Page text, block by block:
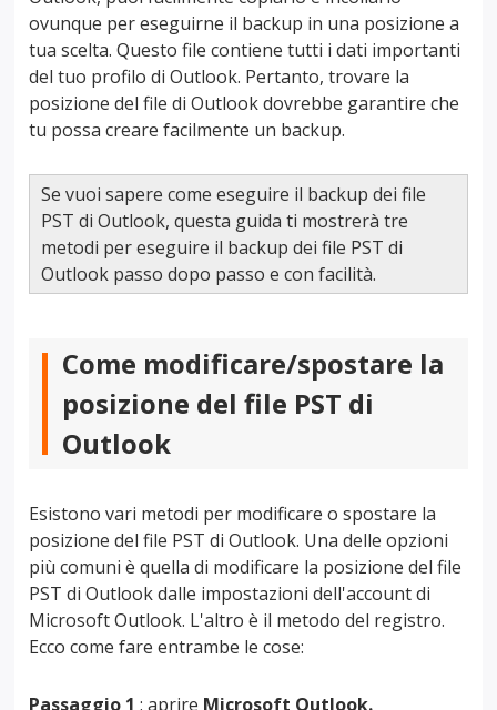
ovunque per eseguirne il backup in una posizione a
tua scelta. Questo file contiene tutti i dati importanti
del tuo profilo di Outlook. Pertanto, trovare la
posizione del file di Outlook dovrebbe garantire che
tu possa creare facilmente un backup.
Se vuoi sapere come eseguire il backup dei file
PST di Outlook, questa guida ti mostrerà tre
metodi per eseguire il backup dei file PST di
Outlook passo dopo passo e con facilità.
Come modificare/spostare la
posizione del file PST di
Outlook
Esistono vari metodi per modificare o spostare la
posizione del file PST di Outlook. Una delle opzioni
più comuni è quella di modificare la posizione del file
PST di Outlook dalle impostazioni dell'account di
Microsoft Outlook. L'altro è il metodo del registro.
Ecco come fare entrambe le cose:
Passaggio 1 : aprire Microsoft Outlook.